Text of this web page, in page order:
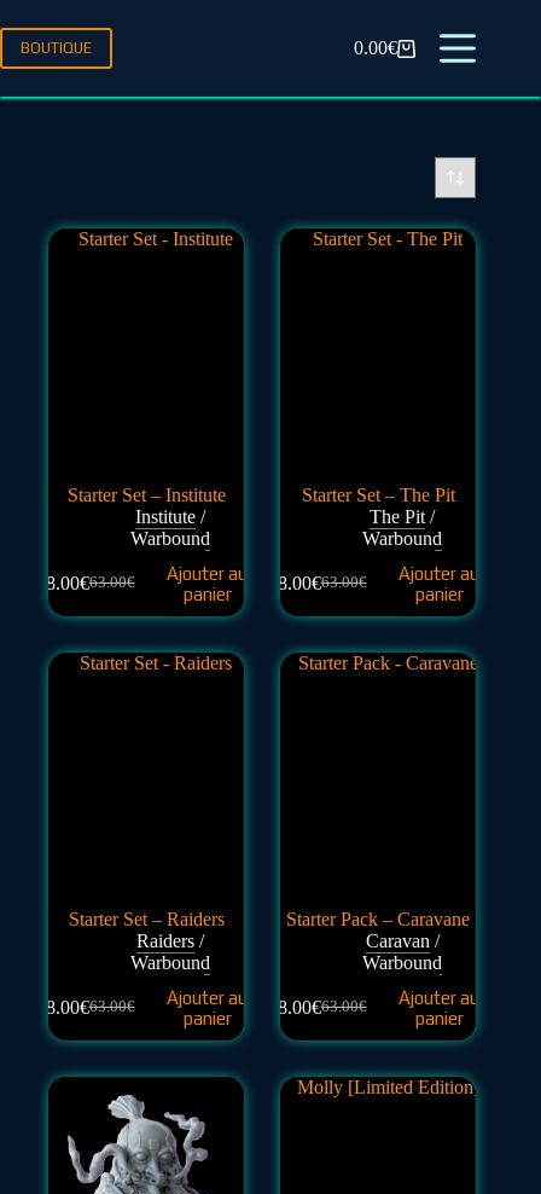
BOUTIQUE 0.00€
Starter Set – Institute
Institute /
Warbound
63.00€
48.00€
Ajouter au
panier
Starter Set – The Pit
The Pit /
Warbound
63.00€
48.00€
Ajouter au
panier
Starter Set – Raiders
Raiders /
Warbound
63.00€
48.00€
Ajouter au
panier
Starter Pack – Caravane
Caravan /
Warbound
63.00€
48.00€
Ajouter au
panier